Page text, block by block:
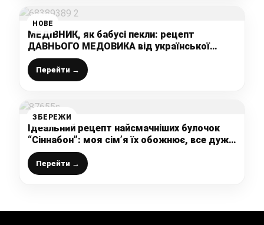
НОВЕ
МЕДІВНИК, як бабусі пекли: рецепт
ДАВНЬОГО МЕДОВИКА від української
господині – найкращий і найсмачніший
Перейти →
ЗБЕРЕЖИ
Ідеальний рецепт найсмачніших булочок
“Сіннабон”: моя сім’я їх обожнює, все дуже
просто і легко, виходять з першого разу
Перейти →